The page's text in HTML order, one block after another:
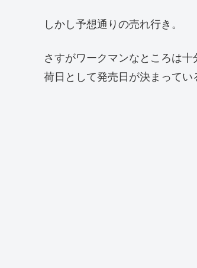
しかし予想通りの売れ行き。
さすがワークマンなところは
荷日として発売日が決まってい